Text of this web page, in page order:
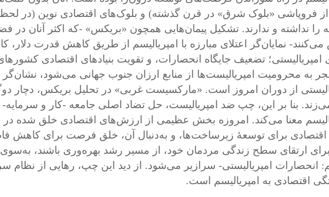
فروپاشی «بلوک شرق» در قرن گذشته) و بلوک‌های اقتصادی نوین (در لحظۀ
را نداشته و ندارند. تشکیل پیمان‌هایی همچون «بریکس» -که اکثر آنان در
نمایان‌گر اعتلای مبارزه با امپریالیسم از طریق کاهش قدرت دلار،
امپریالیستی؛ تضعیف جایگاه انحصارات، و تقویت بنیادهای اقتصادی
به محرومیت امپریالیست‌ها از منابع ارزان جنوب جهانی می‌شود،
از دوران امروز است. «مارکسیست غربی» در تحلیل بریکس، دچار
بنا بر این، چپ ضد امپریالیست، حل تضاد اصلی جامعه -کار و
معنا می‌کند. امروزه بخش عظیمی از ارزش‌های اقتصادی خلق شده
اقتصادی برای توسعۀ زیرساخت‌ها، و به‌دنبال آن، خلق فرصت برای کاهش
ارتقای سطح زندگی مردمان خود، از مسیر رشد بهره‌وری باشند،
انحصارات امپریالیستی- سرازیر می‌شود. از دید این چپ، رهایی از نظام
اقتصادی به امپریالیسم است.